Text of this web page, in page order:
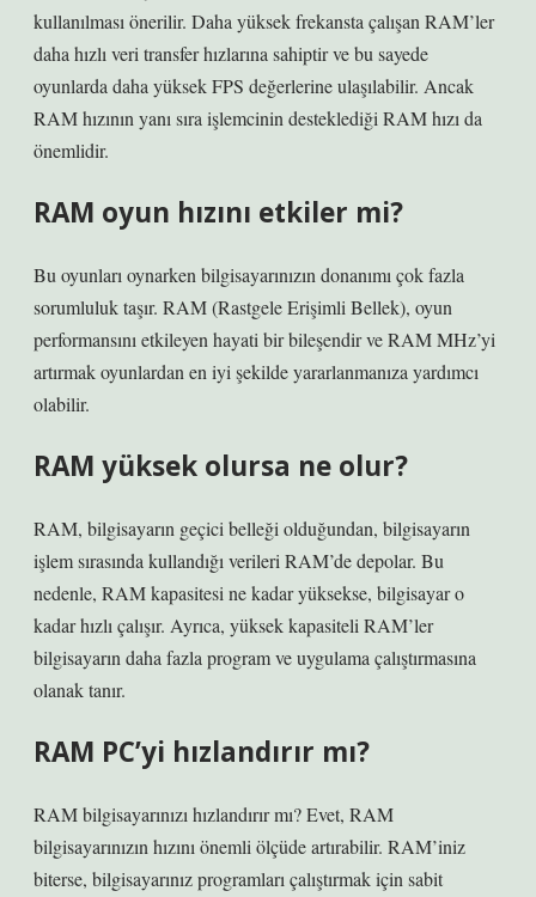
kullanılması önerilir. Daha yüksek frekansta çalışan RAM’ler
daha hızlı veri transfer hızlarına sahiptir ve bu sayede
oyunlarda daha yüksek FPS değerlerine ulaşılabilir. Ancak
RAM hızının yanı sıra işlemcinin desteklediği RAM hızı da
önemlidir.
RAM oyun hızını etkiler mi?
Bu oyunları oynarken bilgisayarınızın donanımı çok fazla
sorumluluk taşır. RAM (Rastgele Erişimli Bellek), oyun
performansını etkileyen hayati bir bileşendir ve RAM MHz’yi
artırmak oyunlardan en iyi şekilde yararlanmanıza yardımcı
olabilir.
RAM yüksek olursa ne olur?
RAM, bilgisayarın geçici belleği olduğundan, bilgisayarın
işlem sırasında kullandığı verileri RAM’de depolar. Bu
nedenle, RAM kapasitesi ne kadar yüksekse, bilgisayar o
kadar hızlı çalışır. Ayrıca, yüksek kapasiteli RAM’ler
bilgisayarın daha fazla program ve uygulama çalıştırmasına
olanak tanır.
RAM PC’yi hızlandırır mı?
RAM bilgisayarınızı hızlandırır mı? Evet, RAM
bilgisayarınızın hızını önemli ölçüde artırabilir. RAM’iniz
biterse, bilgisayarınız programları çalıştırmak için sabit